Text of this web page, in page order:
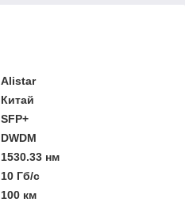
Alistar
Китай
SFP+
DWDM
1530.33 нм
10 Гб/с
100 км